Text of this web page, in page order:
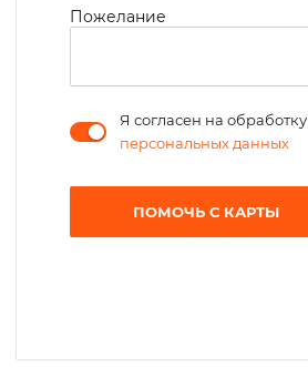
Пожелание
Я согласен на обработку
персональных данных
ПОМОЧЬ С КАРТЫ